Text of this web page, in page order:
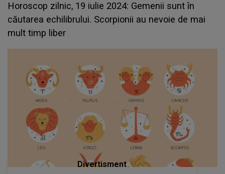
Horoscop zilnic, 19 iulie 2024: Gemenii sunt în
căutarea echilibrului. Scorpionii au nevoie de mai
mult timp liber
Divertisment